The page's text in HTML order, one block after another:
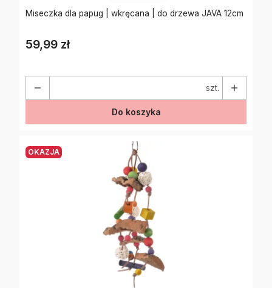
Miseczka dla papug | wkręcana | do drzewa JAVA 12cm
Cena
59,99 zł
szt.
Do koszyka
OKAZJA